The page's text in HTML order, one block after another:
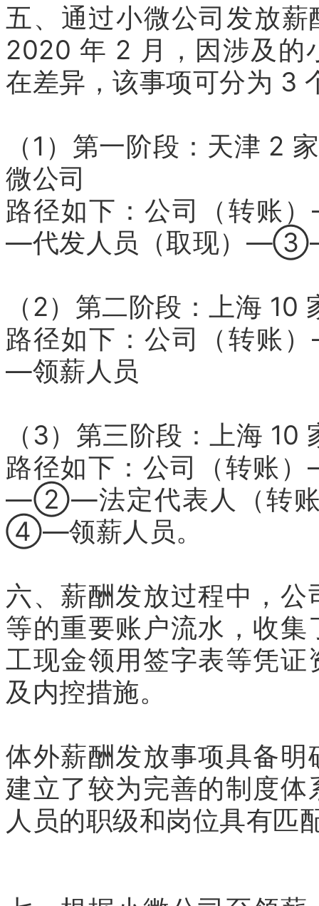
五、通过小微公司发放
2020 年 2 月，因涉及的
在差异，该事项可分为 3
（1）第一阶段：天津 2
微公司
路径如下：公司（转
—代发人员（取现）
（2）第二阶段：上海
路径如下：公司（转
—领薪人员
（3）第三阶段：上海 10
路径如下：公司（转账
—②—法定代表人（转
④—领薪人员。
六、薪酬发放过程中，
等的重要账户流水，收
工现金领用签字表等凭
及内控措施。
体外薪酬发放事项具备
建立了较为完善的制度
人员的职级和岗位具有匹